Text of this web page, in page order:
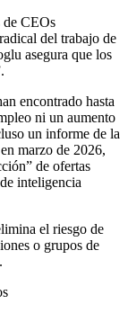
de CEOs
del trabajo de
asegura que los
encontrado hasta
ni un aumento
un informe de la
marzo de 2026,
de ofertas
inteligencia
el riesgo de
o grupos de